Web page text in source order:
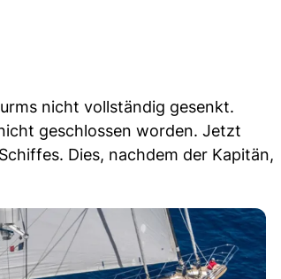
nicht vollständig gesenkt.
geschlossen worden. Jetzt
Dies, nachdem der Kapitän,